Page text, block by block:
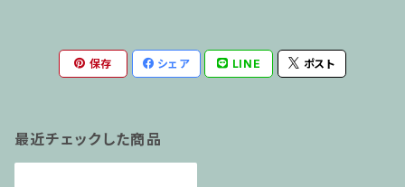
保存 シェア LINE ポスト
最近チェックした商品